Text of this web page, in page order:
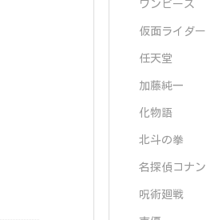
ワンピース
仮面ライダー
任天堂
加藤純一
化物語
北斗の拳
名探偵コナン
呪術廻戦